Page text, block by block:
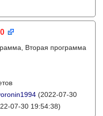
Вторая программа
(2022-07-30
07-30 19:54:38)